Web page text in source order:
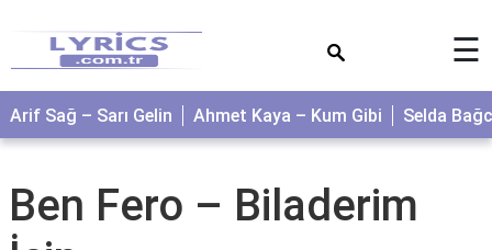
☰
Arif Sağ – Sarı Gelin Ahmet Kaya – Kum Gibi Selda
Ben Fero – Biladerim